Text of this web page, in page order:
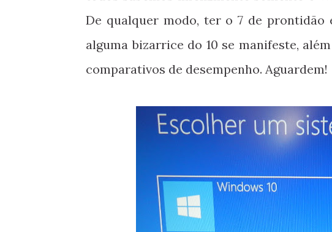
De qualquer modo, ter o 7 de prontidão
alguma bizarrice do 10 se manifeste,
comparativos de desempenho. Aguardem!